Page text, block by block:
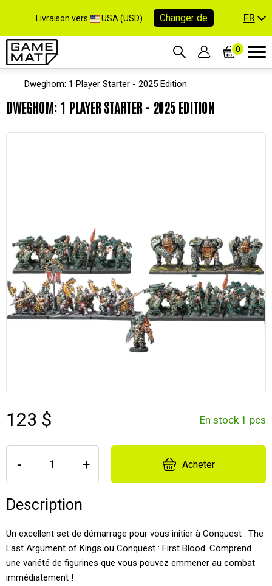
Livraison vers USA (USD) Changer de FR
0
Dweghom: 1 Player Starter - 2025 Edition
DWEGHOM: 1 PLAYER STARTER - 2025 EDITION
123 $ En stock 1 pcs
- + Acheter
Description
Un excellent set de démarrage pour vous initier à Conquest : The
Last Argument of Kings ou Conquest : First Blood. Comprend
une variété de figurines que vous pouvez emmener au combat
immédiatement !